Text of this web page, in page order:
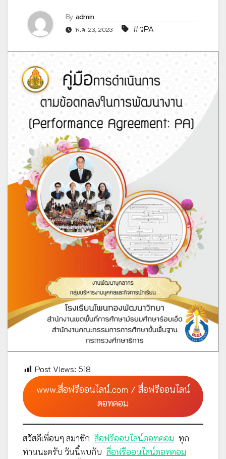
By admin
พ.ค. 23, 2023 #วPA
Post Views: 518
www.สื่อฟรีออนไลน์.com / สื่อฟรีออนไลน์
ดอทคอม
สวัสดีเพื่อนๆ สมาชิก สื่อฟรีออนไลน์ดอทคอม ทุก
ท่านนะครับ วันนี้พบกับ สื่อฟรีออนไลน์ดอทคอม